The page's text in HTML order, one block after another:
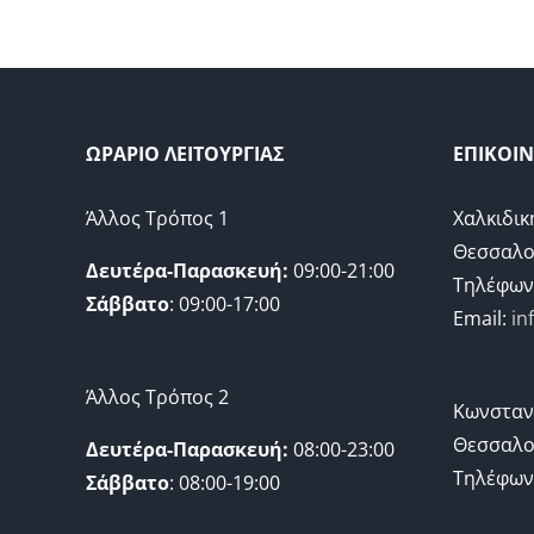
ΩΡΑΡΙΟ ΛΕΙΤΟΥΡΓΙΑΣ
Άλλος Τρόπος 1
Δευτέρα-Παρασκευή: 09:00-21:00
Σάββατο: 09:00-17:00
Άλλος Τρόπος 2
Δευτέρα-Παρασκευή: 08:00-23:00
Σάββατο: 08:00-19:00
Email: